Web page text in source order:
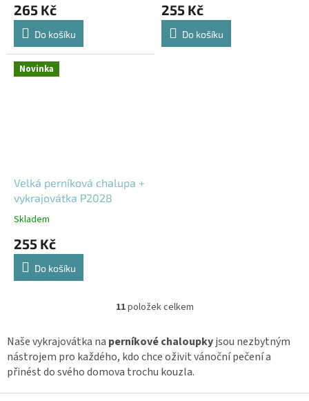
265 Kč
Do košíku
255 Kč
Do košíku
Novinka
Velká perníková chalupa +
vykrajovátka P2028
Skladem
255 Kč
Do košíku
O
l
á
d
a
c
11položek celkem
Naše vykrajovátka na perníkové chaloupkyjsou nezbytným
nástrojem pro každého, kdo chce oživit vánoční pečení a
přinést do svého domova trochu kouzla.